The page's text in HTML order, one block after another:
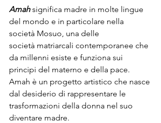
Amah significa madre in molte lingue
del mondo e in particolare nella
società Mosuo, una delle
società matriarcali contemporanee che
da millenni esiste e funziona sui
principi del materno e della pace.
Amah è un progetto artistico che nasce
dal desiderio di rappresentare le
trasformazioni della donna nel suo
diventare madre.